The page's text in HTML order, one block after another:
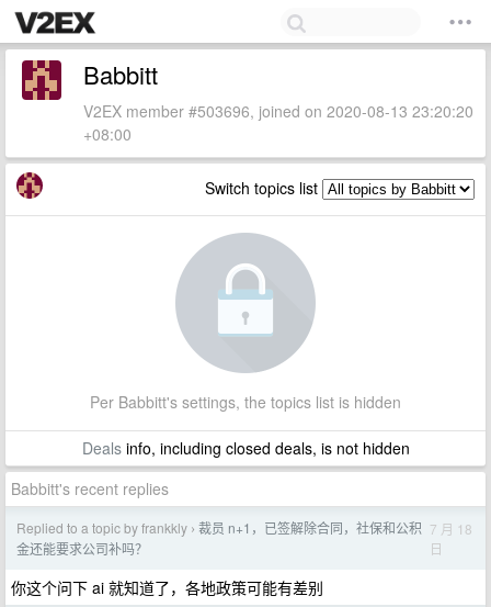
Babbitt
V2EX member #503696, joined on 2020-08-13 23:20:20
+08:00
Switch topics list
Per Babbitt's settings, the topics list is hidden
Dealsinfo, including closed deals, is not hidden
Babbitt's recent replies
Replied to a topic by frankkly › 裁员 n+1，已签解除合同，社保和公积
金还能要求公司补吗？
7 月 18
日
你这个问下 ai 就知道了，各地政策可能有差别